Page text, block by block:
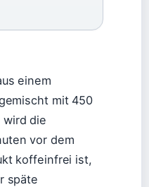
einem
mit 450
wird die
vor dem
koffeinfrei ist,
späte